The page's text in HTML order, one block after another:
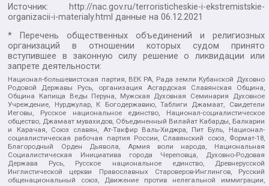
Источник:
http://nac.gov.ru/terroristicheskie-i-ekstremistskie-
organizacii-i-materialy.html данные на06.12.2021
* Перечень общественных объединений и религиозных
организаций в отношении которых судом принято
вступившее в законную силу решение о ликвидации или
запрете деятельности:
Национал-большевистская партия, ВЕК РА, Рада земли Кубанской Духовно
Родовой Державы Русь, организация Асгардская Славянская Община,
Община Капища Веды Перуна, Мужская Духовная Семинария Духовное
Учреждение, Нурджулар, К Богодержавию, Таблиги Джамаат, Свидетели
Иеговы, Русское национальное единство, Национал-социалистическое
общество, Джамаат мувахидов, Объединенный Вилайат Кабарды, Балкарии
и Карачая, Союз славян, Ат-Такфир Валь-Хиджра, Пит Буль, Национал-
социалистическая рабочая партия России, Славянский союз, Формат-18,
Благородный Орден Дьявола, Армия воли народа, Национальная
Социалистическая Инициатива города Череповца, Духовно-Родовая
Держава Русь, Русское национальное единство, Древнерусской
Инглистической церкви Православных Староверов-Инглингов, Русский
общенациональный союз, Движение против нелегальной иммиграции,